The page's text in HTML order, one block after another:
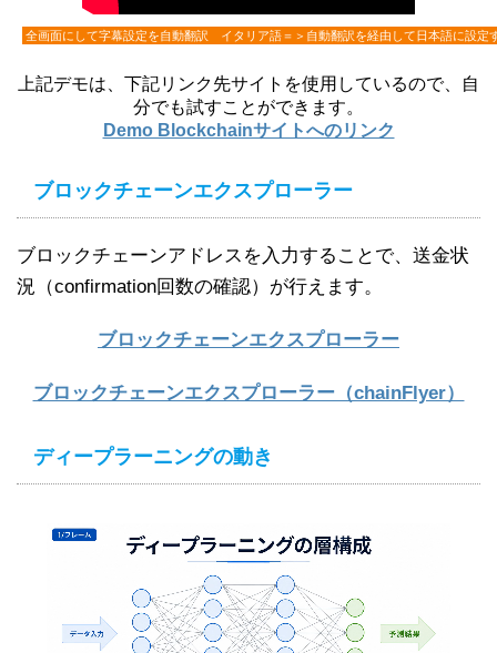
全画面にして字幕設定を自動翻訳 イタリア語＝＞自動翻訳を経由して日本語に設定
上記デモは、下記リンク先サイトを使用しているので、自
分でも試すことができます。
Demo Blockchainサイトへのリンク
ブロックチェーンエクスプローラー
ブロックチェーンアドレスを入力することで、送金状
況（confirmation回数の確認）が行えます。
ブロックチェーンエクスプローラー
ブロックチェーンエクスプローラー（chainFlyer）
ディープラーニングの動き